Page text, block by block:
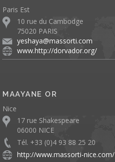
Paris Est
10 rue du Cambodge
75020 PARIS
yeshaya@massorti.com
www.http://dorvador.org/
MAAYANE OR
Nice
17 rue Shakespeare
06000 NICE
Tél. +33 (0)4 93 88 25 20
http://www.massorti-nice.com/